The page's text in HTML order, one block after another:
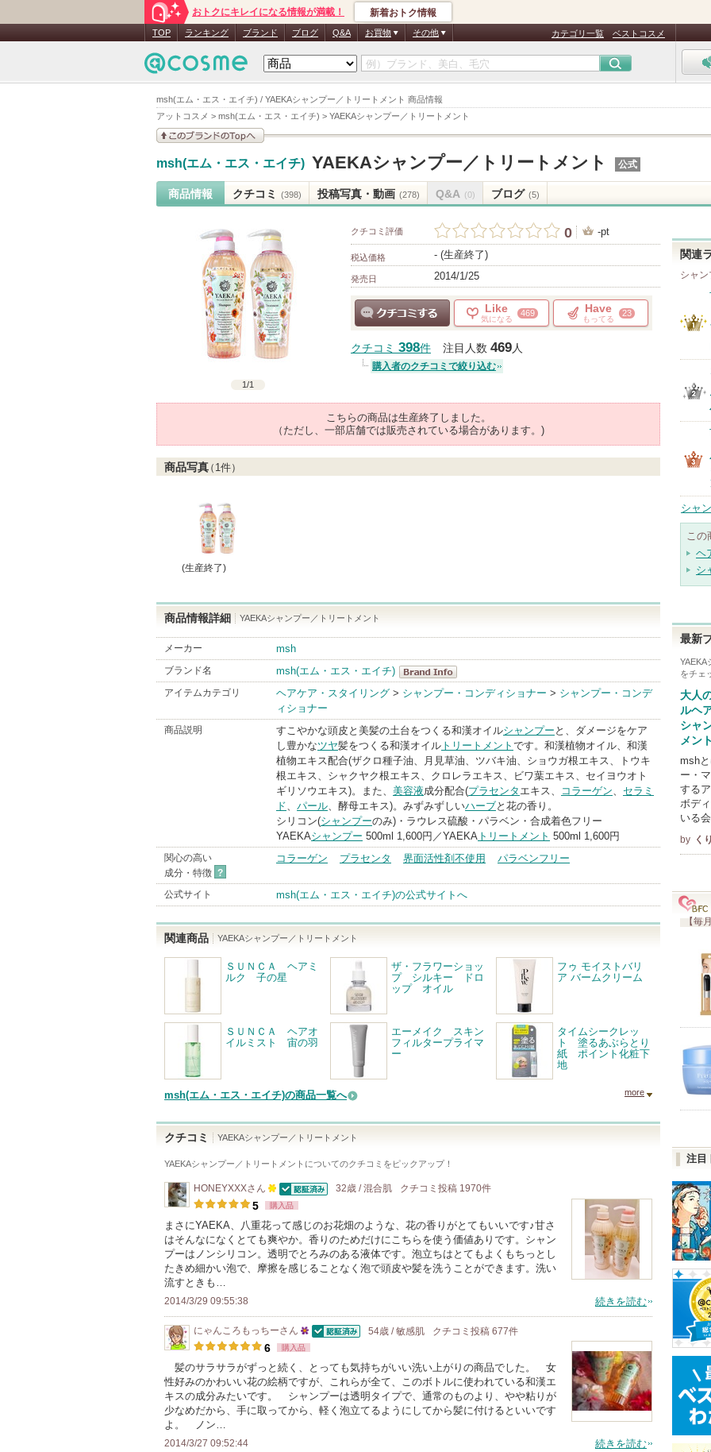
msh(エム・エス・エイチ) / YAEKAシャンプー／トリートメント 商品情報
アットコスメ > msh(エム・エス・エイチ) > YAEKAシャンプー／トリートメント
おトクにキレイになる情報が満載！ 新着おトク情報
TOP ランキング ブランド ブログ Q&A お買物 その他 カテゴリ一覧 ベストコスメ
msh(エム・エス・エイチ) YAEKAシャンプー／トリートメント 公式
商品情報 クチコミ (398) 投稿写真・動画 (278) Q&A (0) ブログ (5)
1/1
クチコミ評価 0 -pt
税込価格 - (生産終了)
発売日 2014/1/25
Like
気になる
469 Have
もってる
23
クチコミ 398件 注目人数 469人
購入者のクチコミで絞り込む
こちらの商品は生産終了しました。
（ただし、一部店舗では販売されている場合があります。)
商品写真（ 1件）
(生産終了)
商品情報詳細 YAEKAシャンプー／トリートメント
メーカー msh
ブランド名
msh(エム・エス・エイチ)
msh(エム・エ
BrandInfo
アイテムカテゴリ ヘアケア・スタイリング > シャンプー・コンディショナー > シャンプー・コンデ
ィショナー
商品説明 すこやかな頭皮と美髪の土台をつくる和漢オイルシャンプー と、ダメージをケア
し豊かなツヤ髪をつくる和漢オイル トリートメント です。和漢植物オイル、和漢
植物エキス配合(ザクロ種子油、月見草油、ツバキ油、ショウガ根エキス、トウキ
根エキス、シャクヤク根エキス、クロレラエキス、ビワ葉エキス、セイヨウオト
ギリソウエキス)。また、 美容液成分配合(プラセンタ エキス、 コラーゲン、 セラミ
ド、 パール、酵母エキス)。みずみずしいハーブと花の香り。
シリコン(シャンプーのみ)・ラウレス硫酸・パラベン・合成着色フリー
YAEKAシャンプー 500ml 1,600円／YAEKA トリートメント 500ml 1,600円
関心の高い
成分・特徴 ?
コラーゲン プラセンタ 界面活性剤不使用 パラベンフリー
公式サイト msh(エム・エス・エイチ)の公式サイトへ
関連商品 YAEKAシャンプー／トリートメント
ＳＵＮＣＡ ヘアミ
ルク 子の星
ザ・フラワーショッ
プ シルキー ドロ
ップ オイル
フゥ モイストバリ
ア バームクリーム
ＳＵＮＣＡ ヘアオ
イルミスト 宙の羽
エーメイク スキン
フィルタープライマ
ー
タイムシークレッ
ト 塗るあぶらとり
紙 ポイント化粧下
地
msh(エム・エス・エイチ)の商品一覧へ more
クチコミ YAEKAシャンプー／トリートメント
YAEKAシャンプー／トリートメント についてのクチコミをピックアップ！
HONEYXXXさん
100
人
以
上
ン
バ
ー
に
気
認証済
32歳 / 混合肌 クチコミ投稿 1970件
5 購入品
まさにYAEKA、八重花って感じのお花畑のような、花の香りがとてもいいです♪甘さ
はそんなになくとても爽やか。香りのためだけにこちらを使う価値ありです。シャン
プーはノンシリコン。透明でとろみのある液体です。泡立ちはとてもよくもちっとし
たきめ細かい泡で、摩擦を感じることなく泡で頭皮や髪を洗うことができます。洗い
流すときも…
2014/3/29 09:55:38 続きを読む
にゃんころもっちーさん
25
以
上
54歳 / 敏感肌 クチコミ投稿 677件
6 購入品
髪のサラサラがずっと続く、とっても気持ちがいい洗い上がりの商品でした。 女
性好みのかわいい花の絵柄ですが、これらが全て、このボトルに使われている和漢エ
キスの成分みたいです。 シャンプーは透明タイプで、通常のものより、やや粘りが
少なめだから、手に取ってから、軽く泡立てるようにしてから髪に付けるといいです
よ。 ノン…
2014/3/27 09:52:44 続きを読む
関連
シャ
シャ
この
ヘ
シ
最新
YAEKA
をチェ
大人
ルヘ
シャ
メン
msh
ー・
する
ボデ
いる
by く
【毎
注目